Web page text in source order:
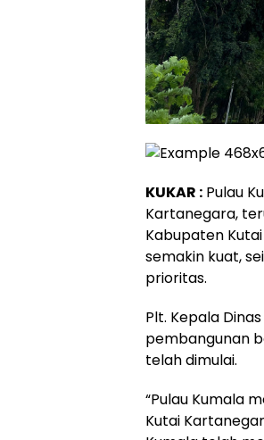
KUKAR : Pulau
Kartanegara,
Kabupaten
semakin kuat,
prioritas.
Plt. Kepala
pembangunan
telah dimulai.
“Pulau Kumala
Kutai